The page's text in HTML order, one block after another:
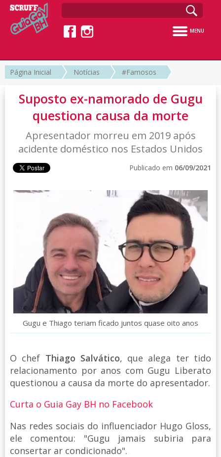
MENU
Página Inicial Notícias #Famosos
Suposto ex-namorado de Gugu
questiona causa da morte
Apresentador morreu em 2019 após
acidente doméstico nos Estados Unidos
Publicado em 06/09/2021
Gugu e Thiago teriam ficado juntos quase oito anos
O chef Thiago Salvático, que alega ter tido
relacionamento por anos com Gugu Liberato
questionou a causa da morte do apresentador.
Curta o Guia Gay BH no Facebook
Nas redes sociais do influenciador Hugo Gloss,
ele comentou: "Gugu jamais subiria para
consertar ar condicionado".